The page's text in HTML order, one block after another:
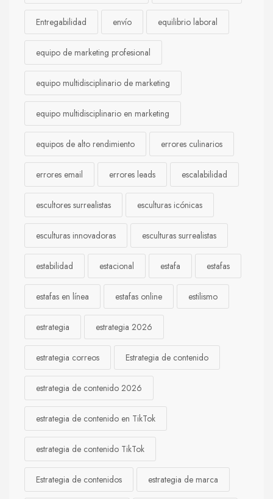
Entregabilidad envío equilibrio laboral
equipo de marketing profesional
equipo multidisciplinario de marketing
equipo multidisciplinario en marketing
equipos de alto rendimiento errores culinarios
errores email errores leads escalabilidad
escultores surrealistas esculturas icónicas
esculturas innovadoras esculturas surrealistas
estabilidad estacional estafa estafas
estafas en línea estafas online estilismo
estrategia estrategia 2026
estrategia correos Estrategia de contenido
estrategia de contenido 2026
estrategia de contenido en TikTok
estrategia de contenido TikTok
Estrategia de contenidos estrategia de marca